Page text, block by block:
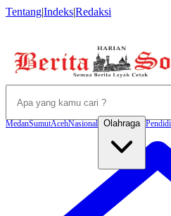
Tentang|Indeks|Redaksi
MedanSumutAcehNasional Olahraga